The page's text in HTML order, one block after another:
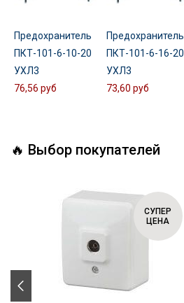
Предохранитель
ПКТ-101-6-10-20
УХЛ3
76,56 руб
Предохранитель
ПКТ-101-6-16-20
УХЛ3
73,60 руб
🔥 Выбор покупателей
СУПЕР
ЦЕНА